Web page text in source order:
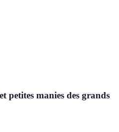
petites manies des grands